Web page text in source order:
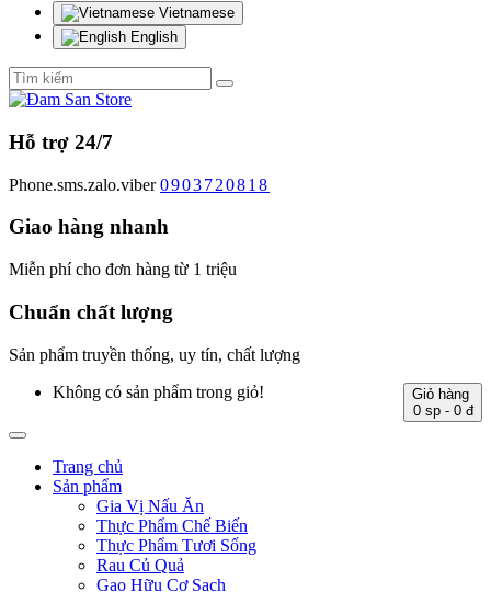
Vietnamese
English
Hỗ trợ 24/7
Phone.sms.zalo.viber0903720818
Giao hàng nhanh
Miễn phí cho đơn hàng từ 1 triệu
Chuẩn chất lượng
Sản phẩm truyền thống, uy tín, chất lượng
Giỏ hàng
0 sp - 0 đ
Không có sản phẩm trong giỏ!
Trang chủ
Sản phẩm
Gia Vị Nấu Ăn
Thực Phẩm Chế Biến
Thực Phẩm Tươi Sống
Rau Củ Quả
Gạo Hữu Cơ Sạch